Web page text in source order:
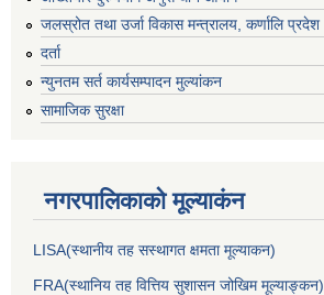
जलस्रोत तथा उर्जा विकास मन्त्रालय, कर्णालि प्रदेश
दर्ता
न्युनतम सर्त कार्यसम्पादन मुल्यांकन
सामाजिक सुरक्षा
नगरपालिकाकाे मूल्याकंन
LISA(स्थानीय तह सस्थागत क्षमता मूल्याक‌न)
FRA(स्थानिय तह वित्तिय सुशासन जोखिम मूल्याङ्कन)